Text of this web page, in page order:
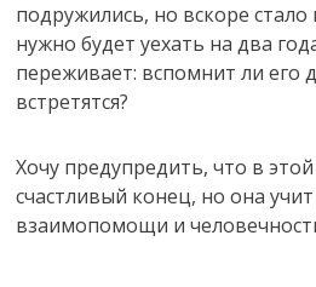
подружились, но вскоре стало
нужно будет уехать на два
переживает: вспомнит ли его
встретятся?
Хочу предупредить, что в
счастливый конец, но она
взаимопомощи и